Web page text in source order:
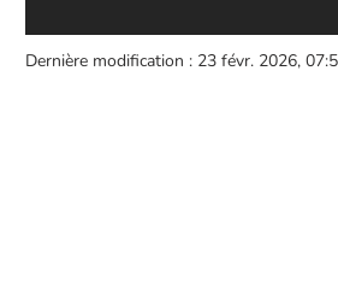
Dernière modification : 23 févr. 2026,